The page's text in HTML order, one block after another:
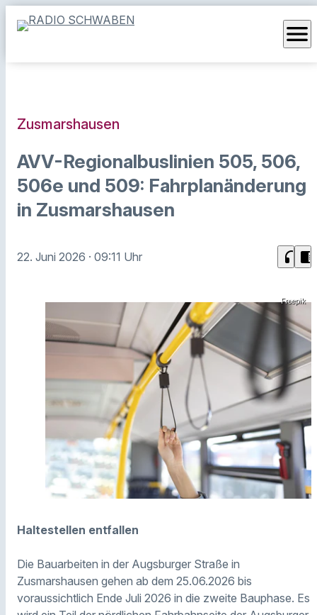
menu
Zusmarshausen
AVV-Regionalbuslinien 505, 506,
506e und 509: Fahrplanänderung
in Zusmarshausen
22. Juni 2026 · 09:11 Uhr headphones chrome_reader_mode
Freepik
Haltestellen entfallen
Die Bauarbeiten in der Augsburger Straße in
Zusmarshausen gehen ab dem 25.06.2026 bis
voraussichtlich Ende Juli 2026 in die zweite Bauphase. Es